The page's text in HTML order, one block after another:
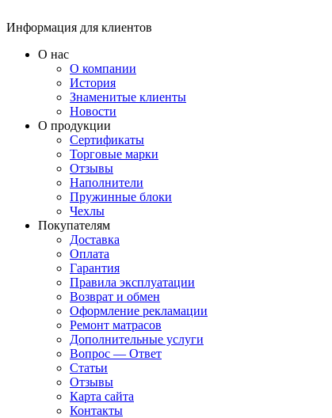
Информация для клиентов
О нас
О компании
История
Знаменитые клиенты
Новости
О продукции
Сертификаты
Торговые марки
Отзывы
Наполнители
Пружинные блоки
Чехлы
Покупателям
Доставка
Оплата
Гарантия
Правила эксплуатации
Возврат и обмен
Оформление рекламации
Ремонт матрасов
Дополнительные услуги
Вопрос — Ответ
Статьи
Отзывы
Карта сайта
Контакты